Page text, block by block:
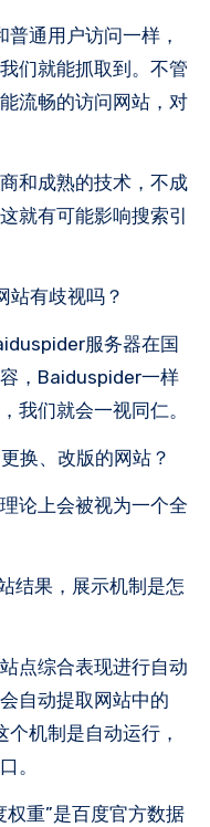
通用户访问一样，
们就能抓取到。不管
流畅的访问网站，对
和成熟的技术，不成
就有可能影响搜索引
站有歧视吗？
服务器在国
，Baiduspider一样
我们就会一视同仁。
换、改版的网站？
论上会被视为一个全
结果，展示机制是怎
点综合表现进行自动
自动提取网站中的
机制是自动运行，
。
权重”是百度官方数据